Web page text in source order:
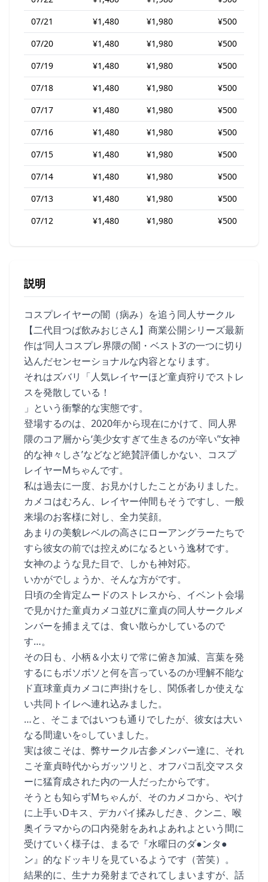
07/21
¥1,480 ¥1,980
¥500
07/20
¥1,480 ¥1,980
¥500
07/19
¥1,480 ¥1,980
¥500
07/18
¥1,480 ¥1,980
¥500
07/17
¥1,480 ¥1,980
¥500
07/16
¥1,480 ¥1,980
¥500
07/15
¥1,480 ¥1,980
¥500
07/14
¥1,480 ¥1,980
¥500
07/13
¥1,480 ¥1,980
¥500
07/12
¥1,480 ¥1,980 ¥500
説明
コスプレイヤーの闇（病み）を追う同人サークル
【二代目つば飲みおじさん】商業公開シリーズ最新
作は‘同人コスプレ界隈の闇・ベスト3’の一つに切り
込んだセンセーショナルな内容となります。
それはズバリ「人気レイヤーほど童貞狩りでストレ
スを発散している！
」という衝撃的な実態です。
登場するのは、2020年から現在にかけて、同人界
隈のコア層から‘美少女すぎて生きるのが辛い’‘女神
的な神々しさ’などなど絶賛評価しかない、コスプ
レイヤーMちゃんです。
私は過去に一度、お見かけしたことがありました。
カメコはむろん、レイヤー仲間もそうですし、一般
来場のお客様に対し、全力笑顔。
あまりの美貌レベルの高さにローアングラーたちで
すら彼女の前では控えめになるという逸材です。
女神のような見た目で、しかも神対応。
いかがでしょうか、そんな方がです。
日頃の全肯定ムードのストレスから、イベント会場
で見かけた童貞カメコ並びに童貞の同人サークルメ
ンバーを捕まえては、食い散らかしているので
す…。
その日も、小柄＆小太りで常に俯き加減、言葉を発
するにもボソボソと何を言っているのか理解不能な
ド直球童貞カメコに声掛けをし、関係者しか使えな
い共同トイレへ連れ込みました。
…と、そこまではいつも通りでしたが、彼女は大い
なる間違いを○していました。
実は彼こそは、弊サークル古参メンバー達に、それ
こそ童貞時代からガッツリと、オフパコ乱交マスタ
ーに猛育成された内の一人だったからです。
そうとも知らずMちゃんが、そのカメコから、やけ
に上手いDキス、デカパイ揉みしだき、クンニ、喉
奥イラマからの口内発射をあれよあれよという間に
受けていく様子は、まるで『水曜日のダ●ンタ●
ン』的なドッキリを見ているようです（苦笑）。
結果的に、生ナカ発射までされてしまいますが、話